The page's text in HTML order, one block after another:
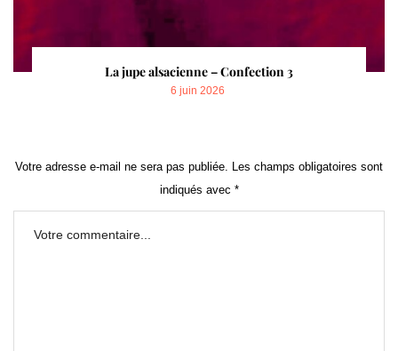
La jupe alsacienne – Confection 3
POSTED
6 juin 2026
Votre adresse e-mail ne sera pas publiée.
Les champs obligatoires sont
indiqués avec *